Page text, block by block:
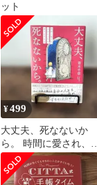
ット
¥499
大丈夫、死なないか
ら。 時間に愛され、自
分の人生を愛する生き
方